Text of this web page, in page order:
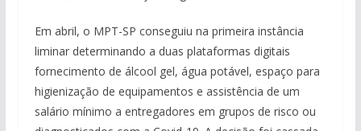
Em abril, o MPT-SP conseguiu na primeira instância
liminar determinando a duas plataformas digitais
fornecimento de álcool gel, água potável, espaço para
higienização de equipamentos e assistência de um
salário mínimo a entregadores em grupos de risco ou